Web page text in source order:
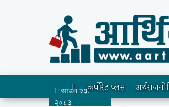
साउन २३,
२०८३
कर्पोरेट प्लस